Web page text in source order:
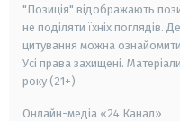
"Позиція" відображають
не поділяти їхніх поглядів.
цитування можна
Усі права захищені.
року (21+)
Онлайн-медіа «24 Канал»